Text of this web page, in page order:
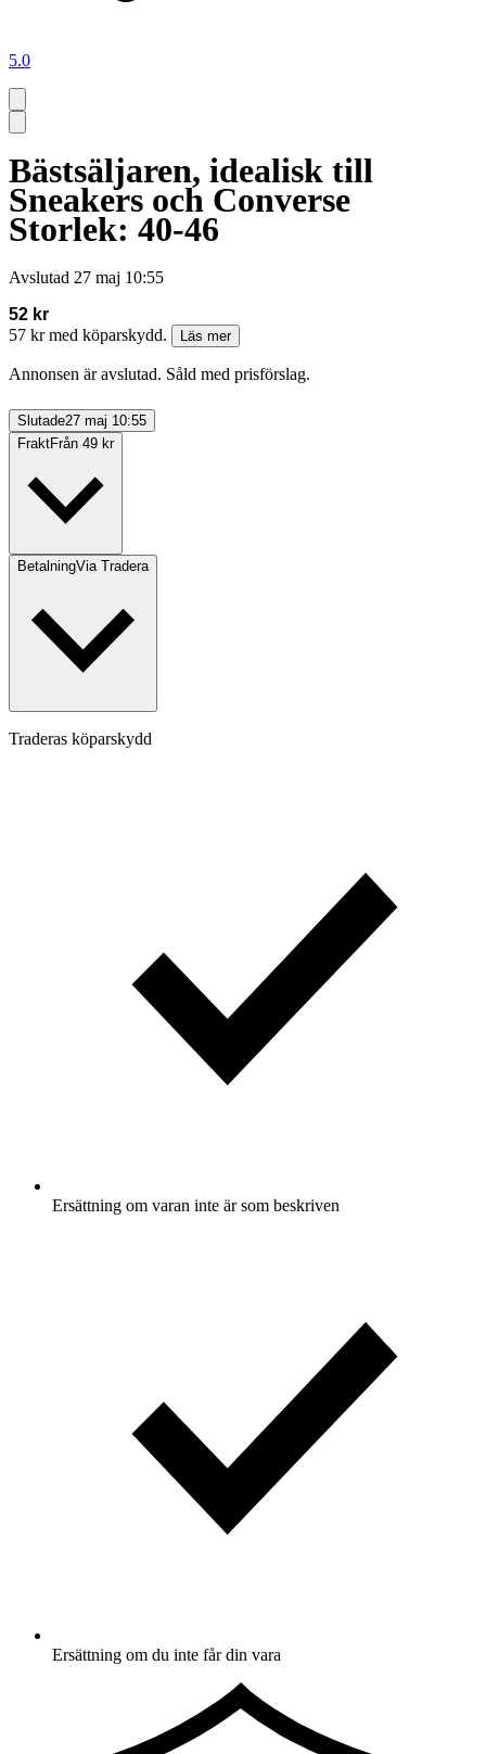
5.0
Bästsäljaren, idealisk till
Sneakers och Converse
Storlek: 40-46
Avslutad 27 maj 10:55
52 kr
57 kr med köparskydd.
Läs mer
Annonsen är avslutad. Såld med prisförslag.
Slutade27 maj 10:55
FraktFrån 49 kr
BetalningVia Tradera
Traderas köparskydd
Ersättning om varan inte är som beskriven
Ersättning om du inte får din vara